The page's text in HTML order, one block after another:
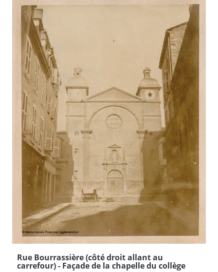
Rue Bourrassière (côté droit allant au
carrefour) - Façade de la chapelle du collège